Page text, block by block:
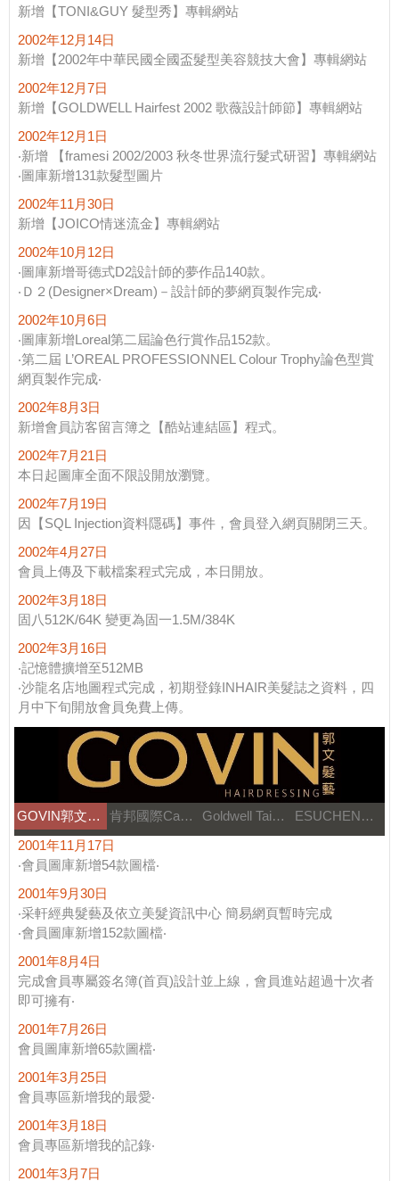
新增【TONI&GUY 髮型秀】專輯網站
2002年12月14日
新增【2002年中華民國全國盃髮型美容競技大會】專輯網站
2002年12月7日
新增【GOLDWELL Hairfest 2002 歌薇設計師節】專輯網站
2002年12月1日
‧新增 【framesi 2002/2003 秋冬世界流行髮式研習】專輯網站
‧圖庫新增131款髮型圖片
2002年11月30日
新增【JOICO情迷流金】專輯網站
2002年10月12日
‧圖庫新增哥德式D2設計師的夢作品140款。
‧Ｄ２(Designer×Dream)－設計師的夢網頁製作完成‧
2002年10月6日
‧圖庫新增Loreal第二屆論色行賞作品152款。
‧第二屆 L’OREAL PROFESSIONNEL Colour Trophy論色型賞
網頁製作完成‧
2002年8月3日
新增會員訪客留言簿之【酷站連結區】程式。
2002年7月21日
本日起圖庫全面不限設開放瀏覽。
2002年7月19日
因【SQL Injection資料隱碼】事件，會員登入網頁關閉三天。
2002年4月27日
會員上傳及下載檔案程式完成，本日開放。
2002年3月18日
固八512K/64K 變更為固一1.5M/384K
2002年3月16日
‧記憶體擴增至512MB
‧沙龍名店地圖程式完成，初期登錄INHAIR美髮誌之資料，四
月中下旬開放會員免費上傳。
GOVIN郭文髮藝 肯邦國際Canbran Goldwell Taiwan
ESUCHEN藝思晨
2001年11月17日
‧會員圖庫新增54款圖檔‧
2001年9月30日
‧采軒經典髮藝及依立美髮資訊中心 簡易網頁暫時完成
‧會員圖庫新增152款圖檔‧
2001年8月4日
完成會員專屬簽名簿(首頁)設計並上線，會員進站超過十次者
即可擁有‧
2001年7月26日
會員圖庫新增65款圖檔‧
2001年3月25日
會員專區新增我的最愛‧
2001年3月18日
會員專區新增我的記錄‧
2001年3月7日